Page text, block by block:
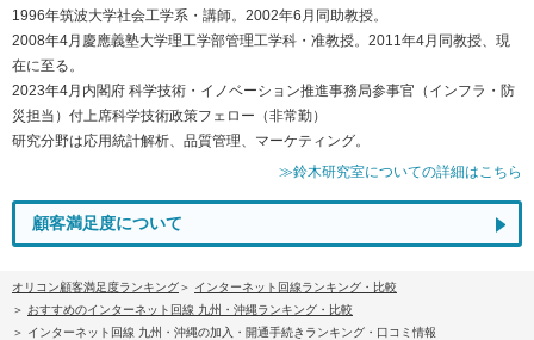
1996年筑波大学社会工学系・講師。2002年6月同助教授。
2008年4月慶應義塾大学理工学部管理工学科・准教授。2011年4月同教授、現
在に至る。
2023年4月内閣府 科学技術・イノベーション推進事務局参事官（インフラ・防
災担当）付上席科学技術政策フェロー（非常勤）
研究分野は応用統計解析、品質管理、マーケティング。
≫鈴木研究室についての詳細はこちら
顧客満足度について
オリコン顧客満足度ランキング
インターネット回線ランキング・比較
おすすめのインターネット回線 九州・沖縄ランキング・比較
インターネット回線 九州・沖縄の加入・開通手続きランキング・口コミ情報